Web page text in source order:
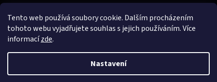
Tento web používá soubory cookie. Dalším procházením
tohoto webu vyjadřujete souhlas s jejich používáním. Více
informacízde.
Nastavení
Vytvořil Shoptet